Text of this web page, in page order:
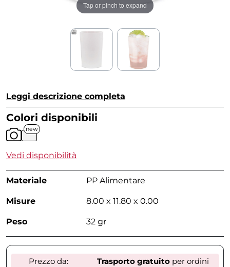
Tap or pinch to expand
Leggi descrizione completa
Colori disponibili
new
Vedi disponibilità
Materiale PP Alimentare
Misure 8.00 x 11.80 x 0.00
Peso 32 gr
Prezzo da:
Trasporto gratuitoper ordini